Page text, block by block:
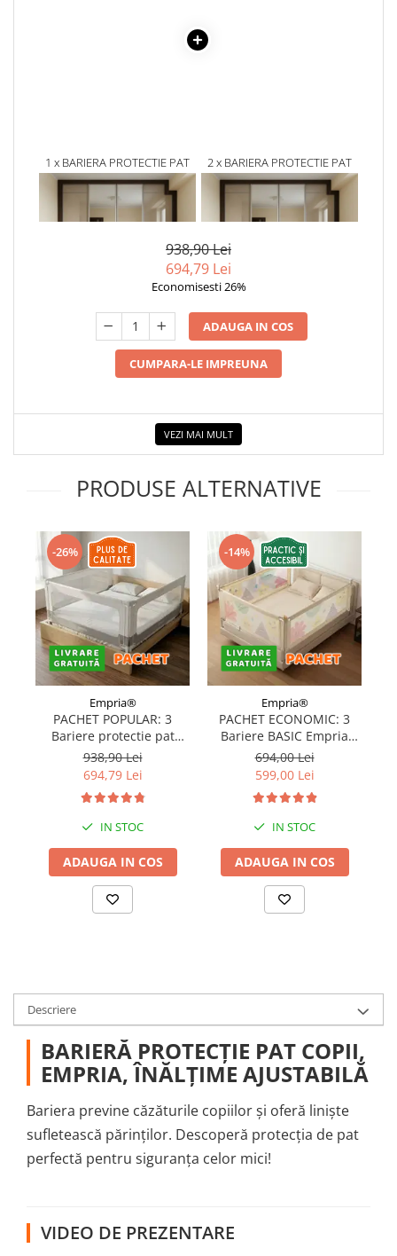
1 x BARIERA PROTECTIE PAT
COPII, MODEL SELECT
EMPRIA, INTERCONECTABILA,
REGLABILA SI CULISANTA,
INALTIME AJUSTABILA PANA
LA 88 CM, LUNGIME 180 CM
312,96 Lei
264,65
2 x BARIERA PROTECTIE PAT
COPII, MODEL SELECT
EMPRIA, INTERCONECTABILA,
REGLABILA SI CULISANTA,
INALTIME AJUSTABILA PANA
312,96 Lei
264,65
938,90 Lei
694,79 Lei
Economisesti 26%
ADAUGA IN COS
CUMPARA-LE IMPREUNA
VEZI MAI MULT
PRODUSE ALTERNATIVE
-26%
Empria®
PACHET POPULAR: 3
Bariere protectie pat
copii, SELECT, 160x200
cm
938,90 Lei
694,79 Lei
IN STOC
ADAUGA IN COS
-14%
Empria®
PACHET ECONOMIC: 3
Bariere BASIC Empria
protectie pat 160X200 cm
+ bara stabilizatoare
694,00 Lei
599,00 Lei
IN STOC
ADAUGA IN COS
Descriere
BARIERĂ PROTECȚIE PAT COPII,
EMPRIA, ÎNĂLȚIME AJUSTABILĂ
Bariera previne căzăturile copiilor și oferă liniște
sufletească părinților. Descoperă protecția de pat
perfectă pentru siguranța celor mici!
VIDEO DE PREZENTARE